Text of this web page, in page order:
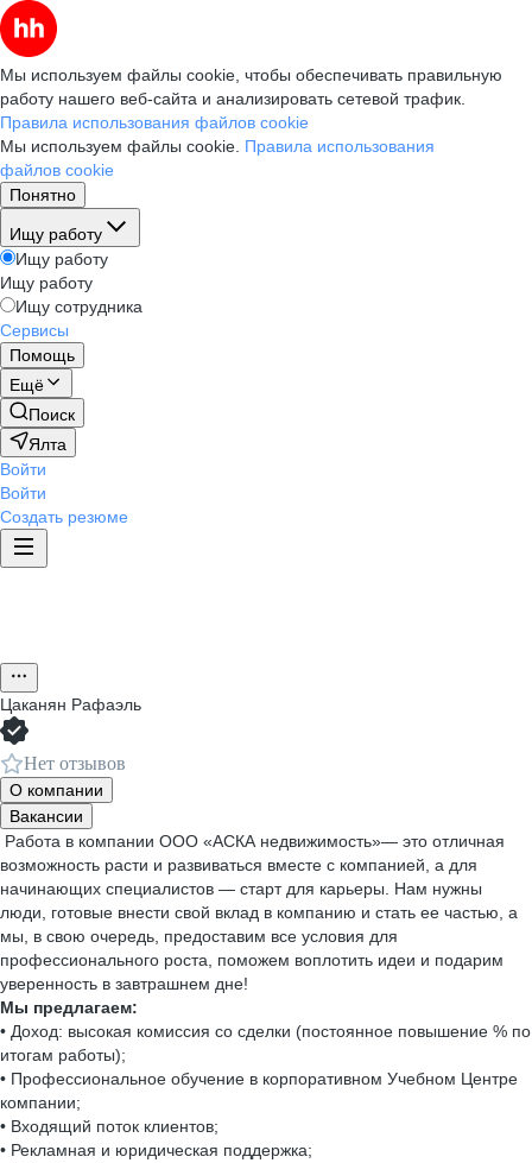
Мы используем файлы cookie, чтобы обеспечивать правильную
работу нашего веб-сайта и анализировать сетевой трафик.
Правила использования файлов cookie
Мы используем файлы cookie. Правила использования
файлов cookie
Понятно
Ищу работу
Ищу работу
Ищу работу
Ищу сотрудника
Сервисы
Помощь
Ещё
Поиск
Ялта
Войти
Войти
Создать резюме
Цаканян Рафаэль
Нет отзывов
О компании
Вакансии
Работа в компании ООО «АСКА недвижимость»— это отличная
возможность расти и развиваться вместе с компанией, а для
начинающих специалистов — старт для карьеры. Нам нужны
люди, готовые внести свой вклад в компанию и стать ее частью, а
мы, в свою очередь, предоставим все условия для
профессионального роста, поможем воплотить идеи и подарим
уверенность в завтрашнем дне!
Мы предлагаем:
• Доход: высокая комиссия со сделки (постоянное повышение % по
итогам работы);
• Профессиональное обучение в корпоративном Учебном Центре
компании;
• Входящий поток клиентов;
• Рекламная и юридическая поддержка;